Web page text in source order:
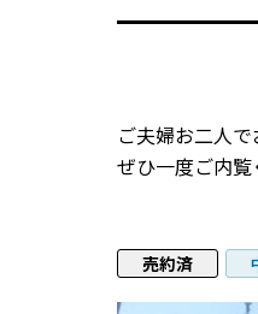
ご夫婦お二人で
ぜひ一度ご内覧
売約済